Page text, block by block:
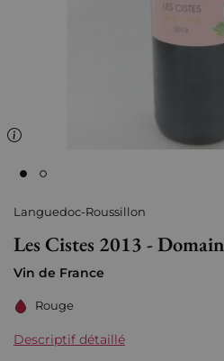
Languedoc-Roussillon
Les Cistes 2013 -
Vin de France
Rouge
Descriptif détaillé